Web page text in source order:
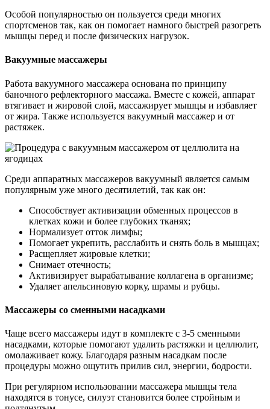
Особой популярностью он пользуется среди многих
спортсменов так, как он помогает намного быстрей разогреть
мышцы перед и после физических нагрузок.
Вакуумные массажеры
Работа вакуумного массажера основана по принципу
баночного рефлекторного массажа. Вместе с кожей, аппарат
втягивает и жировой слой, массажирует мышцы и избавляет
от жира. Также используется вакуумный массажер и от
растяжек.
Среди аппаратных массажеров вакуумный является самым
популярным уже много десятилетий, так как он:
Способствует активизации обменных процессов в
клетках кожи и более глубоких тканях;
Нормализует отток лимфы;
Помогает укрепить, расслабить и снять боль в мышцах;
Расщепляет жировые клетки;
Снимает отечность;
Активизирует вырабатывание коллагена в организме;
Удаляет апельсиновую корку, шрамы и рубцы.
Массажеры со сменными насадками
Чаще всего массажеры идут в комплекте с 3-5 сменными
насадками, которые помогают удалить растяжки и целлюлит,
омолаживает кожу. Благодаря разным насадкам после
процедуры можно ощутить прилив сил, энергии, бодрости.
При регулярном использовании массажера мышцы тела
находятся в тонусе, силуэт становится более стройным и